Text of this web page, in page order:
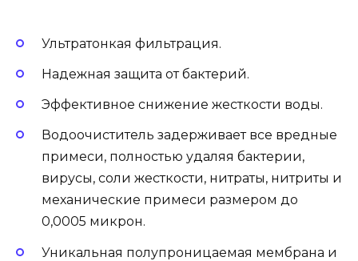
Ультратонкая фильтрация.
Надежная защита от бактерий.
Эффективное снижение жесткости воды.
Водоочиститель задерживает все вредные
примеси, полностью удаляя бактерии,
вирусы, соли жесткости, нитраты, нитриты и
механические примеси размером до
0,0005 микрон.
Уникальная полупроницаемая мембрана и